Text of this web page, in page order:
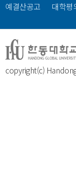
copyright(c)
예결산공고
대학평